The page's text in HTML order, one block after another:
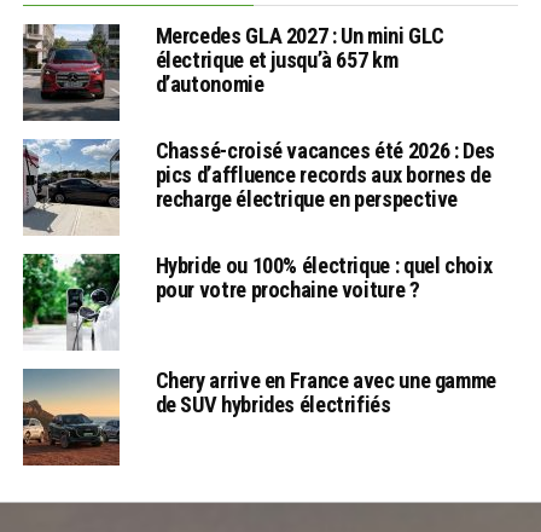
Mercedes GLA 2027 : Un mini GLC
électrique et jusqu’à 657 km
d’autonomie
Chassé-croisé vacances été 2026 : Des
pics d’affluence records aux bornes de
recharge électrique en perspective
Hybride ou 100% électrique : quel choix
pour votre prochaine voiture ?
Chery arrive en France avec une gamme
de SUV hybrides électrifiés